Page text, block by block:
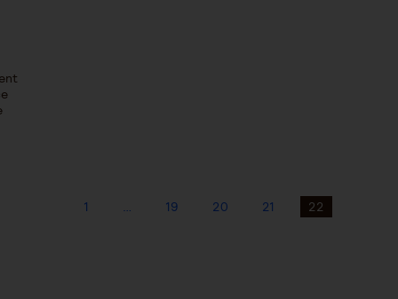
1 … 19 20 21 22